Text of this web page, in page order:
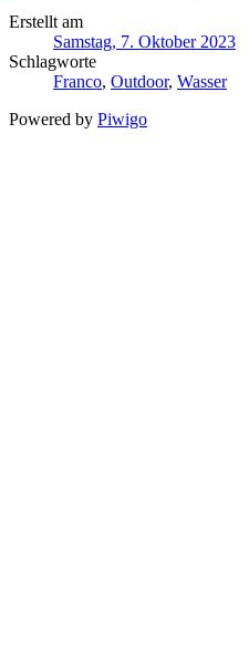
Erstellt am
Samstag, 7. Oktober 2023
Schlagworte
Franco, Outdoor, Wasser
Powered by Piwigo